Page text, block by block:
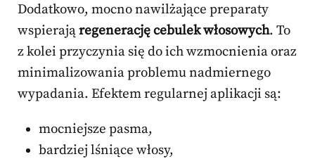
Dodatkowo, mocno nawilżające preparaty
wspierająregenerację cebulek włosowych. To
z kolei przyczynia się do ich wzmocnienia oraz
minimalizowania problemu nadmiernego
wypadania. Efektem regularnej aplikacji są:
mocniejsze pasma,
bardziej lśniące włosy,